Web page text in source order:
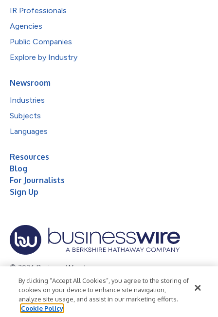
IR Professionals
Agencies
Public Companies
Explore by Industry
Newsroom
Industries
Subjects
Languages
Resources
Blog
For Journalists
Sign Up
© 2026 Business Wire, Inc.
Privacy Policy Cookie Policy
Accessibility Statement
Terms of Use
Legal
By clicking “Accept All Cookies”, you agree to the storing of
cookies on your device to enhance site navigation,
analyze site usage, and assist in our marketing efforts.
Cookie Policy